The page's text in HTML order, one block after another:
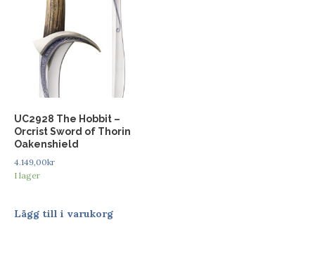
UC2928 The Hobbit –
Orcrist Sword of Thorin
Oakenshield
4.149,00kr
I lager
Lägg till i varukorg